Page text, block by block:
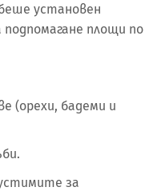
установен
площи по
(орехи, бадеми и
за